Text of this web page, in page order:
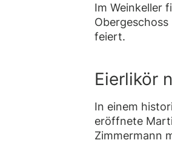
Im Weinkeller
feiert.
Eierlikör
In einem
eröffnete
Zimmermann